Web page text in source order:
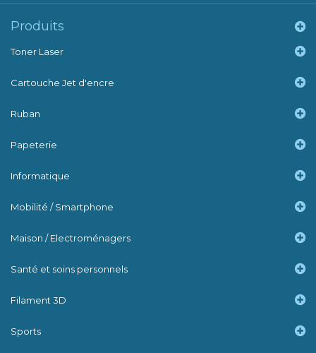
Produits
Toner Laser
Cartouche Jet d'encre
Ruban
Papeterie
Informatique
Mobilité / Smartphone
Maison / Electroménagers
Santé et soins personnels
Filament 3D
Sports